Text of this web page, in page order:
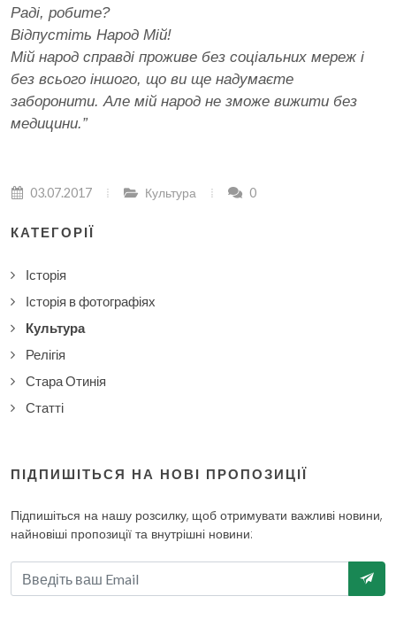
Раді, робите?
Відпустіть Народ Мій!
Мій народ справді проживе без соціальних мереж і
без всього іншого, що ви ще надумаєте
заборонити. Але мій народ не зможе вижити без
медицини.”
03.07.2017 Культура 0
КАТЕГОРІЇ
Історія
Історія в фотографіях
Культура
Релігія
Стара Отинія
Статті
ПІДПИШІТЬСЯ НА НОВІ ПРОПОЗИЦІЇ
Підпишіться на нашу розсилку, щоб отримувати важливі новини,
найновіші пропозиції та внутрішні новини: